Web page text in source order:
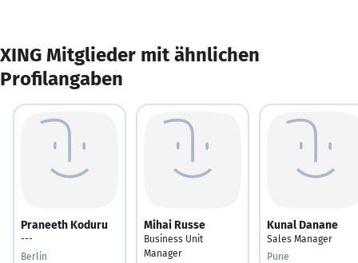
XING Mitglieder mit ähnlichen
Profilangaben
Praneeth Koduru
---
Berlin
Mihai Russe
Business Unit
Manager
Kunal Danane
Sales Manager
Pune